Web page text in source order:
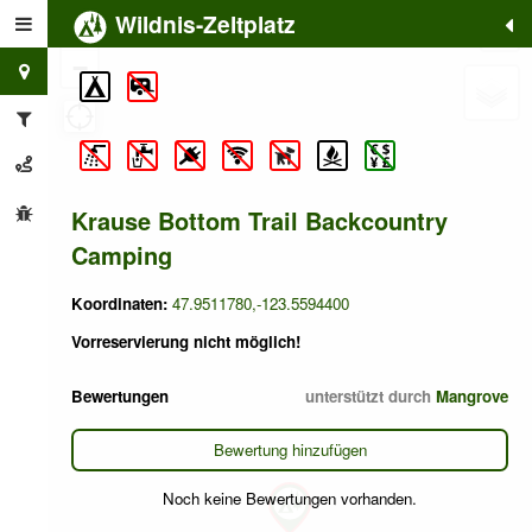
Wildnis-Zeltplatz
Krause Bottom Trail Backcountry
Camping
Koordinaten: 47.9511780,-123.5594400
Vorreservierung nicht möglich!
Bewertungen unterstützt durch Mangrove
Bewertung hinzufügen
Noch keine Bewertungen vorhanden.
+
−